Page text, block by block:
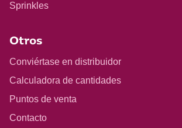
Sprinkles
Otros
Conviértase en distribuidor
Calculadora de cantidades
Puntos de venta
Contacto